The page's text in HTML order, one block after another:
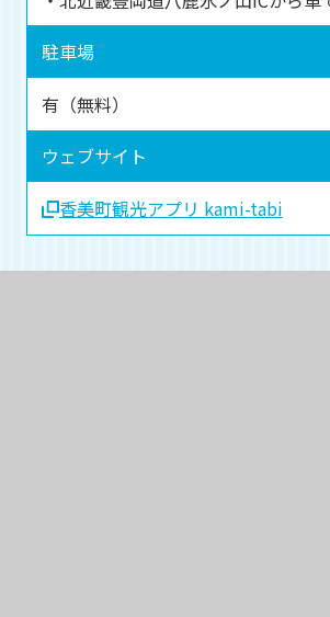
駐車場
有（無料）
ウェブサイト
香美町観光アプリ kami-tabi